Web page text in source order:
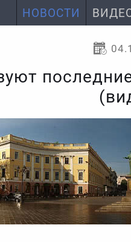
НОВОСТИ